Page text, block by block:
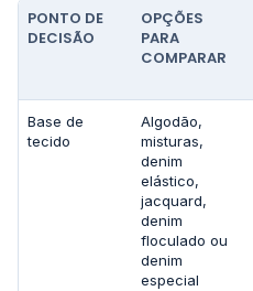
PONTO DE
DECISÃO
OPÇÕES
PARA
COMPARAR
Base de
tecido
Algodão,
misturas,
denim
elástico,
jacquard,
denim
floculado ou
denim
especial